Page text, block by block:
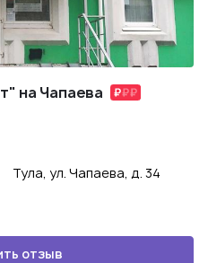
на Чапаева
Тула, ул. Чапаева, д. 34
отзыв